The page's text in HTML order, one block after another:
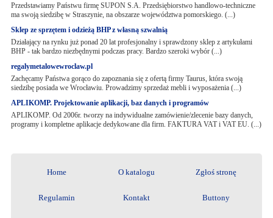
Przedstawiamy Państwu firmę SUPON S.A. Przedsiębiorstwo handlowo-techniczne
ma swoją siedzibę w Straszynie, na obszarze województwa pomorskiego. (...)
Sklep ze sprzętem i odzieżą BHP z własną szwalnią
Działający na rynku już ponad 20 lat profesjonalny i sprawdzony sklep z artykułami
BHP - tak bardzo niezbędnymi podczas pracy. Bardzo szeroki wybór (...)
regalymetalowewroclaw.pl
Zachęcamy Państwa gorąco do zapoznania się z ofertą firmy Taurus, która swoją
siedzibę posiada we Wrocławiu. Prowadzimy sprzedaż mebli i wyposażenia (...)
APLIKOMP. Projektowanie aplikacji, baz danych i programów
APLIKOMP. Od 2006r. tworzy na indywidualne zamówienie/zlecenie bazy danych,
programy i kompletne aplikacje dedykowane dla firm. FAKTURA VAT i VAT EU. (...)
Home O katalogu Zgłoś stronę
Regulamin Kontakt Buttony